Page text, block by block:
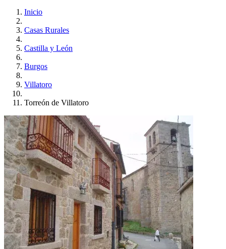
Inicio
Casas Rurales
Castilla y León
Burgos
Villatoro
Torreón de Villatoro